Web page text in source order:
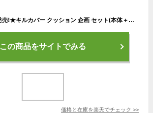
★新コレクション発売!★キルカバー クッション 企画 セット(本体＋レフィル)[限定クーポン配布中]【CLIO（クリオ）公式】メイク クッションファンデ ファンデ ベース カバー力 毛穴カバー メッシュ グロウ 韓国ヘリテージ コレクション 韓国 コスメ
この商品をサイトでみる
価格と在庫を楽天でチェック >>